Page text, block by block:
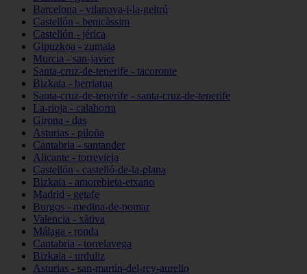
Barcelona - vilanova-i-la-geltrú
Castellón - benicàssim
Castellón - jérica
Gipuzkoa - zumaia
Murcia - san-javier
Santa-cruz-de-tenerife - tacoronte
Bizkaia - berriatua
Santa-cruz-de-tenerife - santa-cruz-de-tenerife
La-rioja - calahorra
Girona - das
Asturias - piloña
Cantabria - santander
Alicante - torrevieja
Castellón - castelló-de-la-plana
Bizkaia - amorebieta-etxano
Madrid - getafe
Burgos - medina-de-pomar
Valencia - xàtiva
Málaga - ronda
Cantabria - torrelavega
Bizkaia - urduliz
Asturias - san-martín-del-rey-aurelio